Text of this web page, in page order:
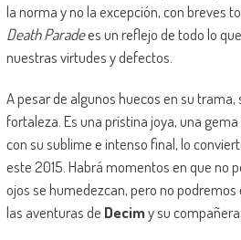
la norma y no la excepción, con breves
Death Paradees un reflejo de todo lo
nuestras virtudes y defectos.
A pesar de algunos huecos en su
fortaleza. Es una prístina joya, una
con su sublime e intenso final, lo
este 2015. Habrá momentos en que no
ojos se humedezcan, pero no
las aventuras de Decimy su compañera.